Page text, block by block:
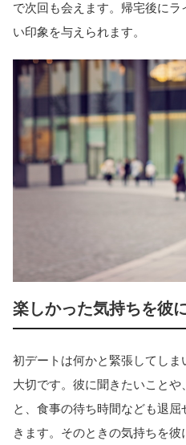
で次回も会えます。帰宅後に
い印象を与えられます。
楽しかった気持ちを彼
初デートは何かと緊張してし
大切です。彼に聞きたいことや
と、食事の待ち時間なども退
きます。そのときの気持ちを